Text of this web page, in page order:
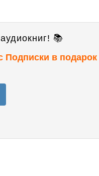
📚
Подписки в подарок